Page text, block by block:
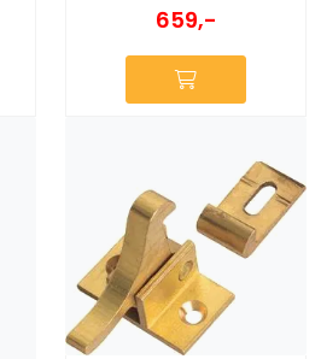
659,-